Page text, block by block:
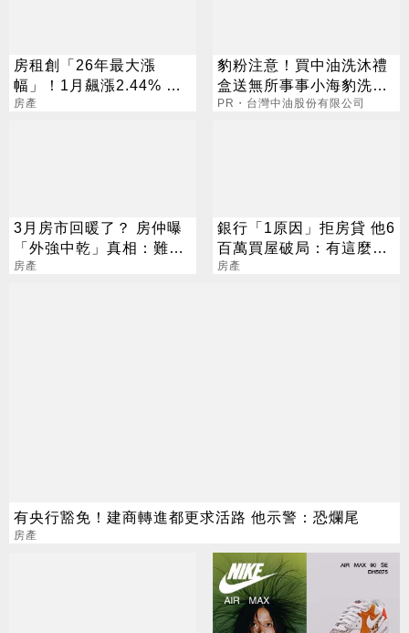
房租創「26年最大漲
幅」！1月飆漲2.44% 通
膨壓力發酵
房產
豹粉注意！買中油洗沐禮
盒送無所事事小海豹洗臉
髮帶
PR・台灣中油股份有限公司
3月房市回暖了？ 房仲曝
「外強中乾」真相：難期
待好表現
房產
銀行「1原因」拒房貸 他6
百萬買屋破局：有這麼困
難？
房產
有央行豁免！建商轉進都更求活路 他示警：恐爛尾
房產